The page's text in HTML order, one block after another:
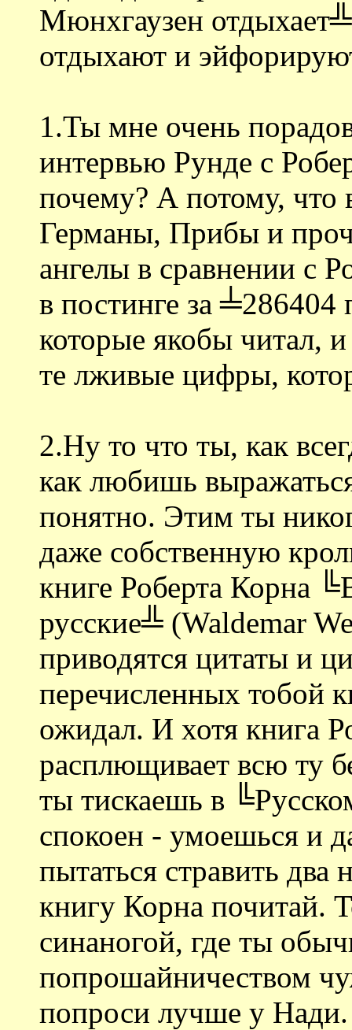
Мюнхгаузен
отдыхают и
1.Ты мне очень
интервью Рунде с
почему? А потому,
Германы, Прибы и
ангелы в сравнении с
в постинге за ╧286404
которые якобы читал,
те лживые цифры,
2.Ну то что ты, как
как любишь
понятно. Этим ты
даже собственную
книге Роберта Корна
русские╩ (Waldemar
приводятся цитаты и
перечисленных тобой
ожидал. И хотя книга
расплющивает всю ту
ты тискаешь в
спокоен - умоешься и
пытаться стравить
книгу Корна почитай.
синаногой, где ты
попрошайничеством
попроси лучше у Нади.